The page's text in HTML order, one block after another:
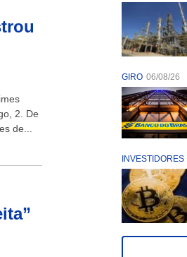
2. De
de...
GIRO 06/08/26
INVESTIDORES